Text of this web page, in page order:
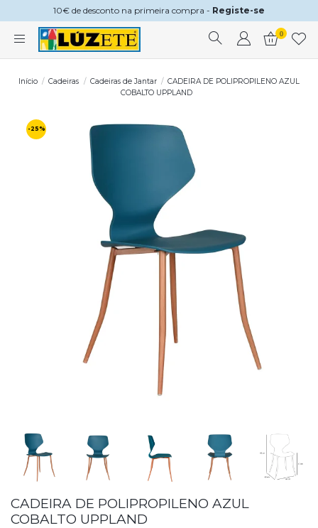
10€ de desconto na primeira compra - Registe-se
0
Início Cadeiras Cadeiras de Jantar
CADEIRA DE POLIPROPILENO AZUL
COBALTO UPPLAND
-25%
CADEIRA DE POLIPROPILENO AZUL
COBALTO UPPLAND